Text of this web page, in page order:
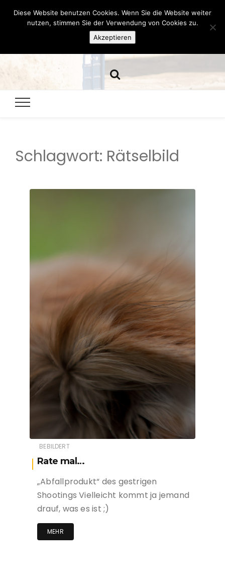
Hazamelistan
Schlagwort: Rätselbild
BEBILDERT
Rate mal…
„Abfallprodukt“ des gestrigen
Shootings Vielleicht kommt ja jemand
drauf, was es ist ;)
MEHR
Diese Website benutzen Cookies. Wenn Sie die Website weiter
nutzen, stimmen Sie der Verwendung von Cookies zu.
Akzeptieren